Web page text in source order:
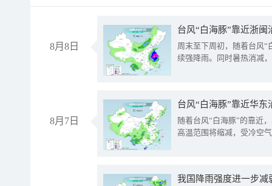
8月8日
台风“白海豚”靠近浙
周末至下周初，随着台风“
续强降雨。同时暑热消减
8月7日
台风“白海豚”靠近华
随着台风“白海豚”的靠近
高温范围将缩减，受冷空